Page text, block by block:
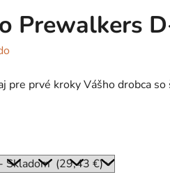
Prewalkers
pre prvé kroky Vášho drobca